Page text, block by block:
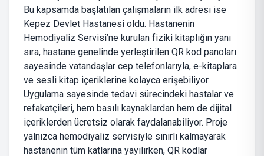
Bu kapsamda başlatılan çalışmaların ilk adresi ise
Kepez Devlet Hastanesi oldu. Hastanenin
Hemodiyaliz Servisi’ne kurulan fiziki kitaplığın yanı
sıra, hastane genelinde yerleştirilen QR kod panoları
sayesinde vatandaşlar cep telefonlarıyla, e-kitaplara
ve sesli kitap içeriklerine kolayca erişebiliyor.
Uygulama sayesinde tedavi sürecindeki hastalar ve
refakatçileri, hem basılı kaynaklardan hem de dijital
içeriklerden ücretsiz olarak faydalanabiliyor. Proje
yalnızca hemodiyaliz servisiyle sınırlı kalmayarak
hastanenin tüm katlarına yayılırken, QR kodlar